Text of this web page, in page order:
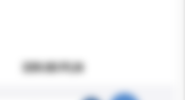
339.00 PLN